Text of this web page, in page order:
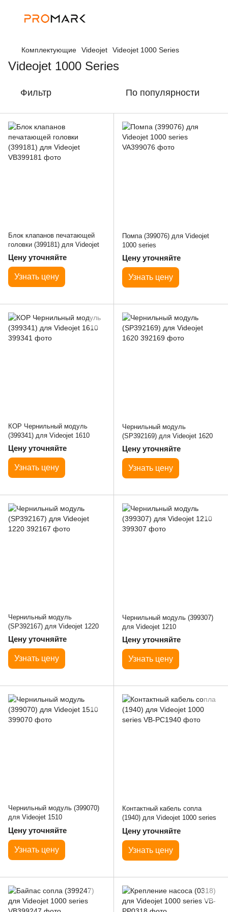
Комплектующие Videojet Videojet 1000 Series
Videojet 1000 Series
Фильтр По популярности
Блок клапанов печатающей
головки (399181) для Videojet
Цену уточняйте
Узнать цену
Помпа (399076) для Videojet
1000 series
Цену уточняйте
Узнать цену
КОР Чернильный модуль
(399341) для Videojet 1610
Цену уточняйте
Узнать цену
Чернильный модуль
(SP392169) для Videojet 1620
Цену уточняйте
Узнать цену
Чернильный модуль
(SP392167) для Videojet 1220
Цену уточняйте
Узнать цену
Чернильный модуль (399307)
для Videojet 1210
Цену уточняйте
Узнать цену
Чернильный модуль (399070)
для Videojet 1510
Цену уточняйте
Узнать цену
Контактный кабель сопла
(1940) для Videojet 1000 series
Цену уточняйте
Узнать цену